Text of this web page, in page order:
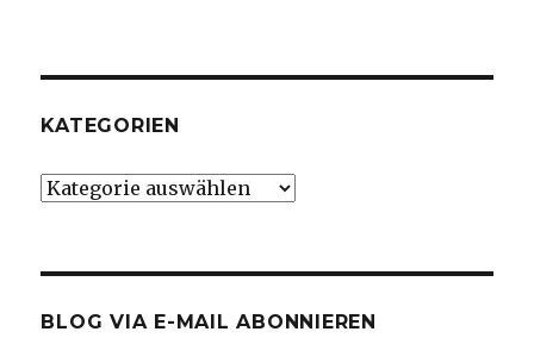
KATEGORIEN
Kategorien
BLOG VIA E-MAIL ABONNIEREN